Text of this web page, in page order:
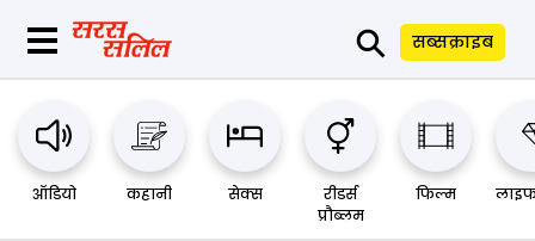
⚲ सब्सक्राइब
ऑडियो कहानी सेक्स
रीडर्स
प्रौब्लम
फिल्म